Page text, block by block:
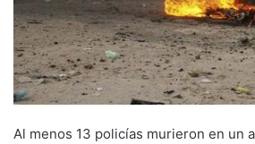
Al menos 13 policías murieron en un